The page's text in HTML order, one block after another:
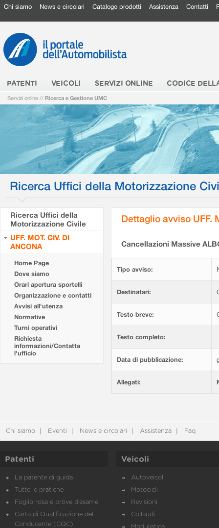
Chi siamo News e circolari Catalogo prodotti Assistenza Contatti
PATENTI VEICOLI SERVIZI ONLINE CODICE
Servizi online // Ricerca e Gestione UMC
Ricerca Uffici della Motorizzazione
Ricerca Uffici della
Motorizzazione Civile
UFF. MOT. CIV. DI
ANCONA
Home Page
Dove siamo
Orari apertura sportelli
Organizzazione e contatti
Avvisi all'utenza
Normative
Turni operativi
Richiesta
informazioni/Contatta
l'ufficio
Dettaglio avviso UFF.
Cancellazioni Massive
Tipo avviso:
Destinatari:
Testo breve:
Testo completo:
Data di pubblicazione:
Allegati:
Chi siamo Eventi News e circolari Assistenza Faq
Patenti
La patente di guida
Tutte le pratiche
Foglio rosa e prove d’esame
Carta di Qualificazione del
Conducente (CQC)
Veicoli
Autoveicoli
Motocicli
Revisioni
Collaudi